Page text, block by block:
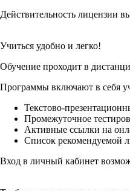
Действительность лицензии
Учиться удобно и легко!
Обучение проходит в
Программы включают в себя
Текстово-
Промежуточное
Активные ссылки на
Список рекомендуемой
Вход в личный кабинет